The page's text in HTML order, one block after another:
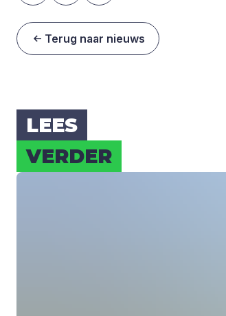
Terug naar nieuws
LEES
VER­DER